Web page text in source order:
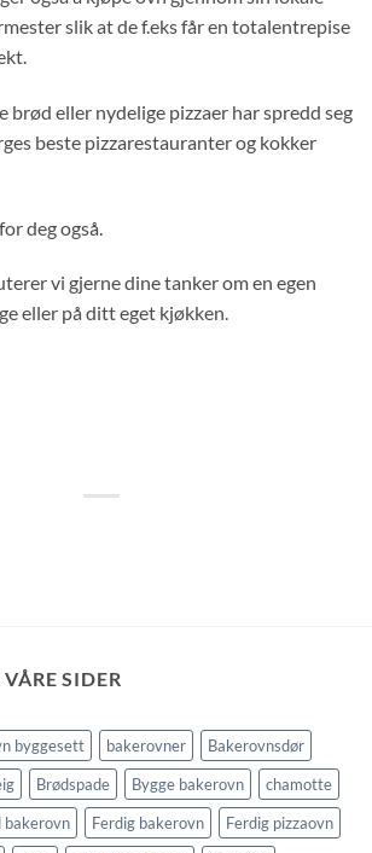
slik at de f.eks får en totalentrepise
brød eller nydelige pizzaer har spredd seg
beste pizzarestauranter og kokker
deg også.
vi gjerne dine tanker om en egen
eller på ditt eget kjøkken.
SIDER
byggesett bakerovner
Bakerovnsdør
Brødspade Bygge bakerovn
chamotte
bakerovn Ferdig bakerovn
Ferdig pizzaovn